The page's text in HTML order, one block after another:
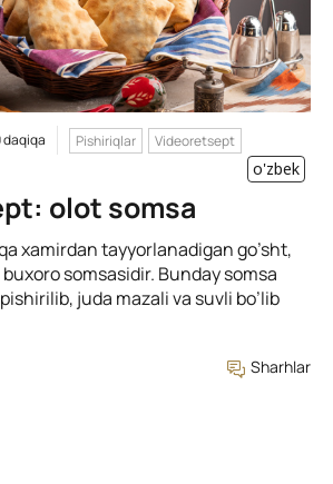
daqiqa Pishiriqlar Videoretsept
o'zbek
olot somsa
xamirdan tayyorlanadigan go’sht,
somsasidir. Bunday somsa
juda mazali va suvli bo’lib
Sharhlar